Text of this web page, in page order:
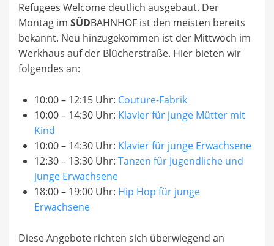
Refugees Welcome deutlich ausgebaut. Der
Montag im SÜDBAHNHOF ist den meisten bereits
bekannt. Neu hinzugekommen ist der Mittwoch im
Werkhaus auf der Blücherstraße. Hier bieten wir
folgendes an:
10:00 – 12:15 Uhr: Couture-Fabrik
10:00 – 14:30 Uhr: Klavier für junge Mütter mit
Kind
10:00 – 14:30 Uhr: Klavier für junge Erwachsene
12:30 – 13:30 Uhr: Tanzen für Jugendliche und
junge Erwachsene
18:00 – 19:00 Uhr: Hip Hop für junge
Erwachsene
Diese Angebote richten sich überwiegend an